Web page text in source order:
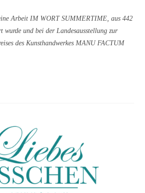
Arbeit IM WORT SUMMERTIME, aus 442
wurde und bei der Landesausstellung zur
des Kunsthandwerkes MANU FACTUM